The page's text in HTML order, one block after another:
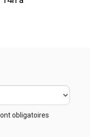
obligatoires